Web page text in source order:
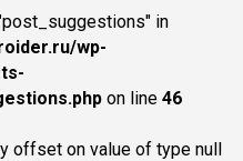
in
wp-
on line 46
offset on value of type null